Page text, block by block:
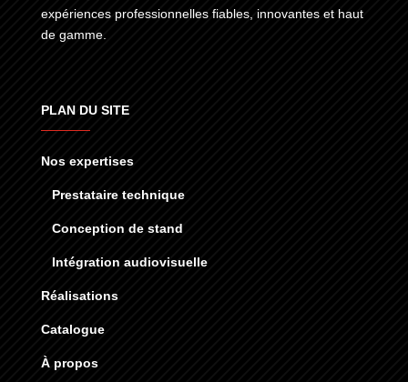
expériences professionnelles fiables, innovantes et haut
de gamme.
PLAN DU SITE
Nos expertises
Prestataire technique
Conception de stand
Intégration audiovisuelle
Réalisations
Catalogue
À propos